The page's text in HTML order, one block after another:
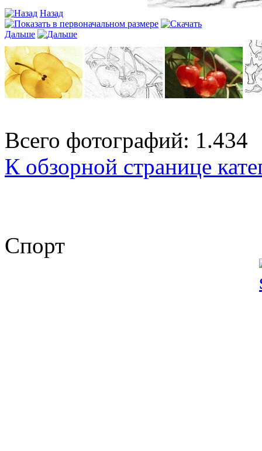
Назад
Дальше
Всего фотографий: 1.434
К обзорной странице
Спорт